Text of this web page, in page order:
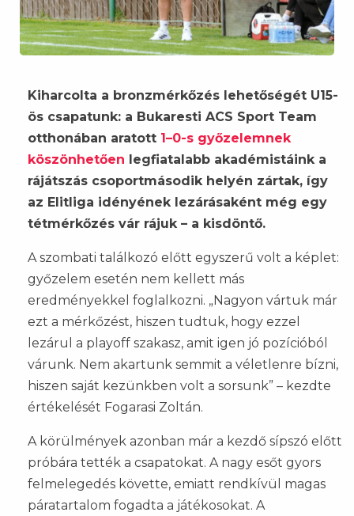
Kiharcolta a bronzmérkőzés lehetőségét U15-
ös csapatunk: a Bukaresti ACS Sport Team
otthonában aratott 1–0-s győzelemnek
köszönhetően legfiatalabb akadémistáink a
rájátszás csoportmásodik helyén zártak, így
az Elitliga idényének lezárásaként még egy
tétmérkőzés vár rájuk – a kisdöntő.
A szombati találkozó előtt egyszerű volt a képlet:
győzelem esetén nem kellett más
eredményekkel foglalkozni. „Nagyon vártuk már
ezt a mérkőzést, hiszen tudtuk, hogy ezzel
lezárul a playoff szakasz, amit igen jó pozícióból
várunk. Nem akartunk semmit a véletlenre bízni,
hiszen saját kezünkben volt a sorsunk” – kezdte
értékelését Fogarasi Zoltán.
A körülmények azonban már a kezdő sípszó előtt
próbára tették a csapatokat. A nagy esőt gyors
felmelegedés követte, emiatt rendkívül magas
páratartalom fogadta a játékosokat. A